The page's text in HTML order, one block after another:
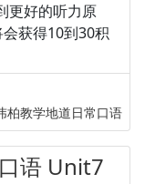
好的听力原
获得10到30积
柏教学地道日常口语
语 Unit7